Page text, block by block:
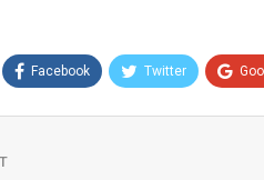
Facebook Twitter